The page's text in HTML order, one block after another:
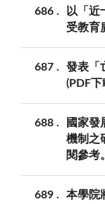
686
以「近
受教育
687
發表「
(PDF下
688
國家發
機制之
閱參考。
689
本學院